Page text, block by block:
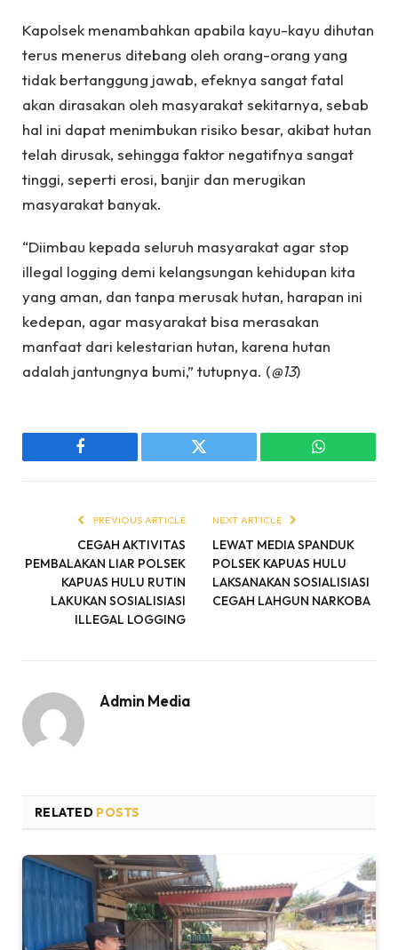
Kapolsek menambahkan apabila kayu-kayu dihutan
terus menerus ditebang oleh orang-orang yang
tidak bertanggung jawab, efeknya sangat fatal
akan dirasakan oleh masyarakat sekitarnya, sebab
hal ini dapat menimbukan risiko besar, akibat hutan
telah dirusak, sehingga faktor negatifnya sangat
tinggi, seperti erosi, banjir dan merugikan
masyarakat banyak.
“Diimbau kepada seluruh masyarakat agar stop
illegal logging demi kelangsungan kehidupan kita
yang aman, dan tanpa merusak hutan, harapan ini
kedepan, agar masyarakat bisa merasakan
manfaat dari kelestarian hutan, karena hutan
adalah jantungnya bumi,” tutupnya. (@13)
Facebook Twitter WhatsApp
PREVIOUS ARTICLE
CEGAH AKTIVITAS
PEMBALAKAN LIAR POLSEK
KAPUAS HULU RUTIN
LAKUKAN SOSIALISIASI
ILLEGAL LOGGING
NEXT ARTICLE
LEWAT MEDIA SPANDUK
POLSEK KAPUAS HULU
LAKSANAKAN SOSIALISIASI
CEGAH LAHGUN NARKOBA
Admin Media
RELATED POSTS